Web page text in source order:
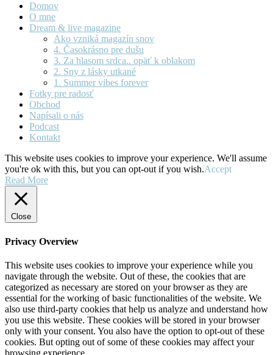
Domov
O mne
Dream & live magazine
Ako vzniká magazín snov
4. Časokrásno pre dušu
3. Za hlasom srdca.. opäť k oblakom
2. Sny z lásky utkané
1. Summer vibes forever
Fotky pre radosť
Obchod
Napísali o nás
Podcast
Kontakt
This website uses cookies to improve your experience. We'll assume
you're ok with this, but you can opt-out if you wish.Accept
Read More
Close
Privacy Overview
This website uses cookies to improve your experience while you
navigate through the website. Out of these, the cookies that are
categorized as necessary are stored on your browser as they are
essential for the working of basic functionalities of the website. We
also use third-party cookies that help us analyze and understand how
you use this website. These cookies will be stored in your browser
only with your consent. You also have the option to opt-out of these
cookies. But opting out of some of these cookies may affect your
browsing experience.